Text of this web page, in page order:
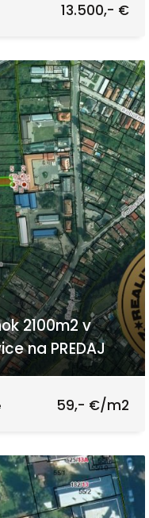
13.500,- €
2100m2 v
na PREDAJ
59,- €/m2